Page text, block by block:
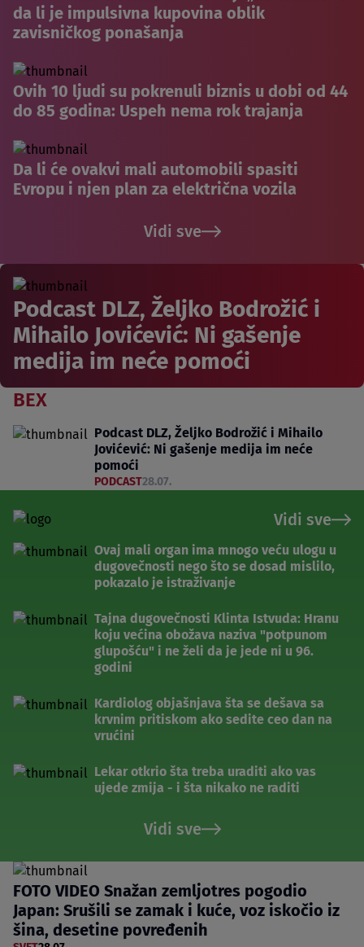
da li je impulsivna kupovina oblik
zavisničkog ponašanja
Ovih 10 ljudi su pokrenuli biznis u dobi od 44
do 85 godina: Uspeh nema rok trajanja
Da li će ovakvi mali automobili spasiti
Evropu i njen plan za električna vozila
Vidi sve
Podcast DLZ, Željko Bodrožić i
Mihailo Jovićević: Ni gašenje
medija im neće pomoći
BEX
Podcast DLZ, Željko Bodrožić i Mihailo
Jovićević: Ni gašenje medija im neće
pomoći
PODCAST28.07.
Vidi sve
Ovaj mali organ ima mnogo veću ulogu u
dugovečnosti nego što se dosad mislilo,
pokazalo je istraživanje
Tajna dugovečnosti Klinta Istvuda: Hranu
koju većina obožava naziva "potpunom
glupošću" i ne želi da je jede ni u 96.
godini
Kardiolog objašnjava šta se dešava sa
krvnim pritiskom ako sedite ceo dan na
vrućini
Lekar otkrio šta treba uraditi ako vas
ujede zmija - i šta nikako ne raditi
Vidi sve
FOTO VIDEO Snažan zemljotres pogodio
Japan: Srušili se zamak i kuće, voz iskočio iz
šina, desetine povređenih